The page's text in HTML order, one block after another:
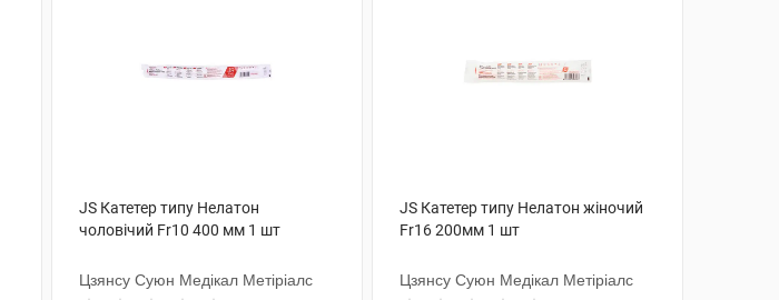
JS Катетер типу Нелатон
чоловічий Fr10 400 мм 1 шт
Цзянсу Суюн Медікал Метіріалс
JS Катетер типу Нелатон жіночий
Fr16 200мм 1 шт
Цзянсу Суюн Медікал Метіріалс